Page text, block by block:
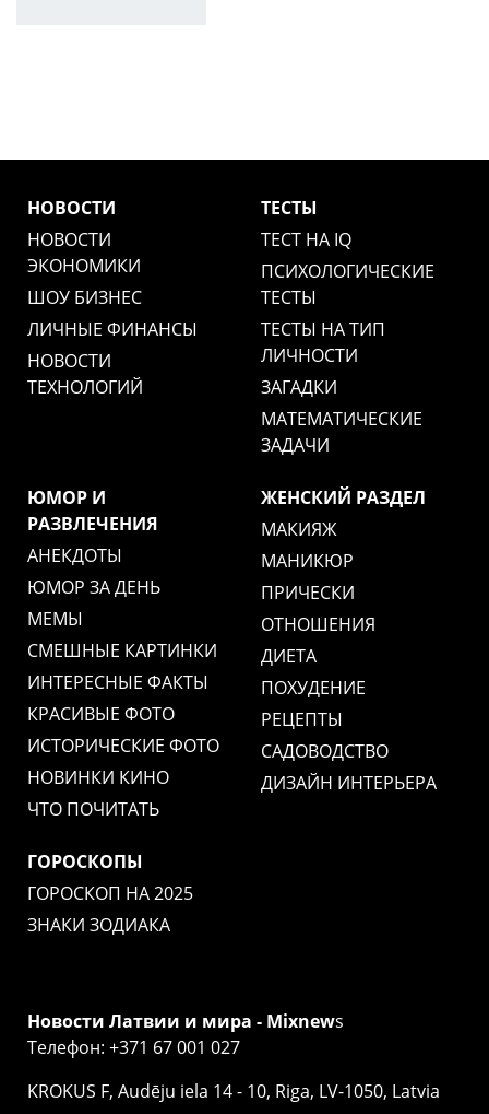
НОВОСТИ
НОВОСТИ
ЭКОНОМИКИ
ШОУ БИЗНЕС
ЛИЧНЫЕ ФИНАНСЫ
НОВОСТИ
ТЕХНОЛОГИЙ
ТЕСТЫ
ТЕСТ НА IQ
ПСИХОЛОГИЧЕСКИЕ
ТЕСТЫ
ТЕСТЫ НА ТИП
ЛИЧНОСТИ
ЗАГАДКИ
МАТЕМАТИЧЕСКИЕ
ЗАДАЧИ
ЮМОР И
РАЗВЛЕЧЕНИЯ
АНЕКДОТЫ
ЮМОР ЗА ДЕНЬ
МЕМЫ
СМЕШНЫЕ КАРТИНКИ
ИНТЕРЕСНЫЕ ФАКТЫ
КРАСИВЫЕ ФОТО
ИСТОРИЧЕСКИЕ ФОТО
НОВИНКИ КИНО
ЧТО ПОЧИТАТЬ
ЖЕНСКИЙ РАЗДЕЛ
МАКИЯЖ
МАНИКЮР
ПРИЧЕСКИ
ОТНОШЕНИЯ
ДИЕТА
ПОХУДЕНИЕ
РЕЦЕПТЫ
САДОВОДСТВО
ДИЗАЙН ИНТЕРЬЕРА
ГОРОСКОПЫ
ГОРОСКОП НА 2025
ЗНАКИ ЗОДИАКА
Новости Латвии и мира - Mixnews
Телефон: +371 67 001 027
KROKUS F, Audēju iela 14 - 10, Riga, LV-1050, Latvia